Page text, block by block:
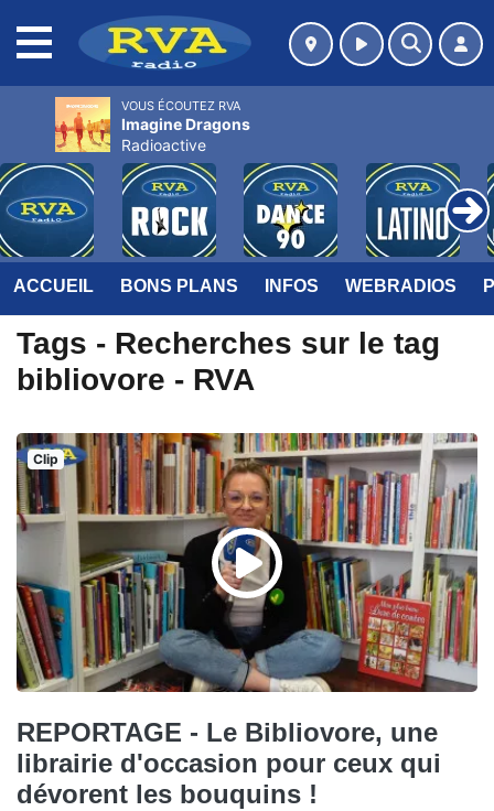
ACCUEIL BONS PLANS INFOS WEBRADIOS
Tags - Recherches sur le tag
bibliovore - RVA
Clip
REPORTAGE - Le Bibliovore, une
librairie d'occasion pour ceux qui
dévorent les bouquins !
VOUS ÉCOUTEZ RVA
Imagine Dragons
Radioactive